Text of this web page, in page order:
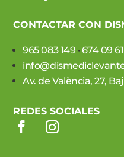
CONTACTAR CON
965 083 149 · 674 09
Av. de València, 27,
REDES SOCIALES